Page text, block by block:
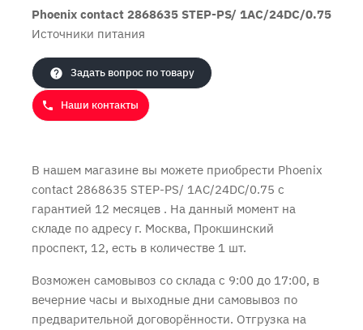
Phoenix contact 2868635 STEP-PS/ 1AC/24DC/0.75
Источники питания
Задать вопрос по товару
Наши контакты
В нашем магазине вы можете приобрести Phoenix
contact 2868635 STEP-PS/ 1AC/24DC/0.75 с
гарантией 12 месяцев . На данный момент на
складе по адресу г. Москва, Прокшинский
проспект, 12, есть в количестве 1 шт.
Возможен самовывоз со склада с 9:00 до 17:00, в
вечерние часы и выходные дни самовывоз по
предварительной договорённости. Отгрузка на
Продолжить покупки